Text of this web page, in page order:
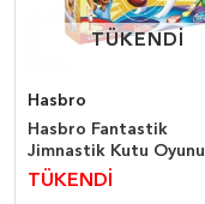
TÜKENDİ
TÜKENDİ
Hasbro
Hasbro Fantastik
Jimnastik Kutu Oyunu
TÜKENDİ